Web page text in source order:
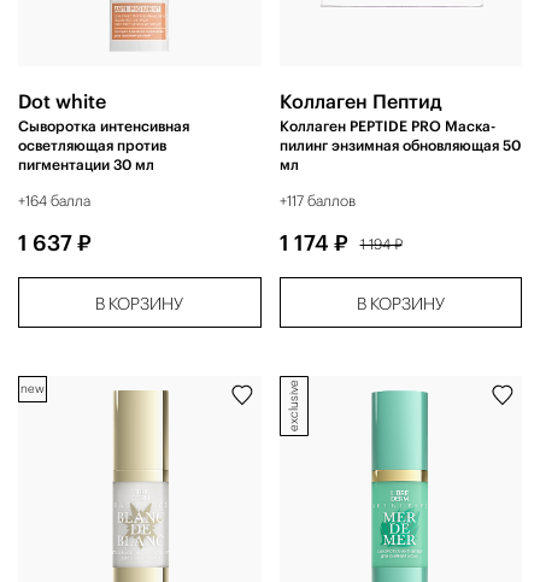
Dot white
Сыворотка интенсивная
осветляющая против
пигментации 30 мл
+164 балла
1 637 ₽
В КОРЗИНУ
Коллаген Пептид
Коллаген PEPTIDE PRO Маска-
пилинг энзимная обновляющая 50
мл
+117 баллов
1 174 ₽ 1 194 ₽
В КОРЗИНУ
new exclusive